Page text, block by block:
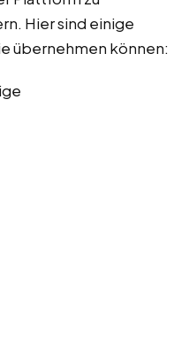
Hier sind einige
übernehmen können: